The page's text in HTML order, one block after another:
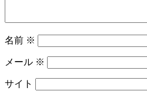
名前 ※
メール ※
サイト